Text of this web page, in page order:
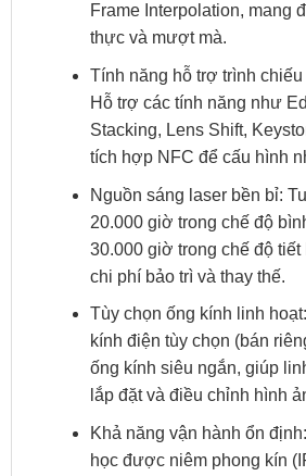
Frame Interpolation, mang
thực và mượt mà.
Tính năng hỗ trợ trình
Hỗ trợ các tính năng như
Stacking, Lens Shift,
tích hợp NFC để cấu hình
Nguồn sáng laser bền bỉ:
20.000 giờ trong chế độ
30.000 giờ trong chế độ tiết
chi phí bảo trì và thay thế.
Tùy chọn ống kính linh
kính điện tùy chọn (bán
ống kính siêu ngắn, giúp
lắp đặt và điều chỉnh hình
Khả năng vận hành ổn
học được niêm phong kín